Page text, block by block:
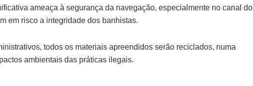
ameaça à segurança da navegação, especialmente no canal do
em risco a integridade dos banhistas.
todos os materiais apreendidos serão reciclados, numa
ambientais das práticas ilegais.